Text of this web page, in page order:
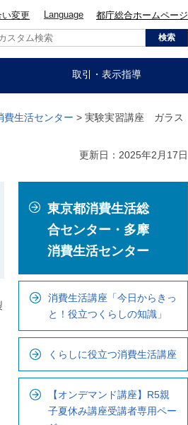
変更 Language 都庁総合ホームページ
取引・表示指導
費生活センター > 実験実習講座 ガラス
更新日：2025年2月17日
ー
ナ
で
東京都消費生活総
合センター・多摩
消費生活センター
消費生活講座「今日からきっ
と！役立つくらしの知識」
くらしに役立つ消費生活講座
【オンデマンド講座】R5親
子夏休み講座受講者専用ペー